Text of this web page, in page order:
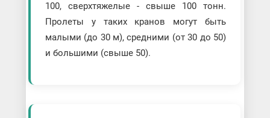
100, сверхтяжелые - свыше 100 тонн.
Пролеты у таких кранов могут быть
малыми (до 30 м), средними (от 30 до 50)
и большими (свыше 50).